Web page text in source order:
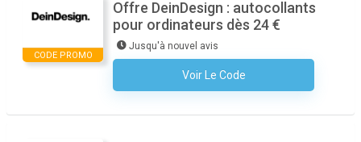
CODE PROMO
Offre DeinDesign : autocollants
pour ordinateurs dès 24 €
Jusqu'à nouvel avis
Voir Le Code
Aucun Code N'est Nécessaire